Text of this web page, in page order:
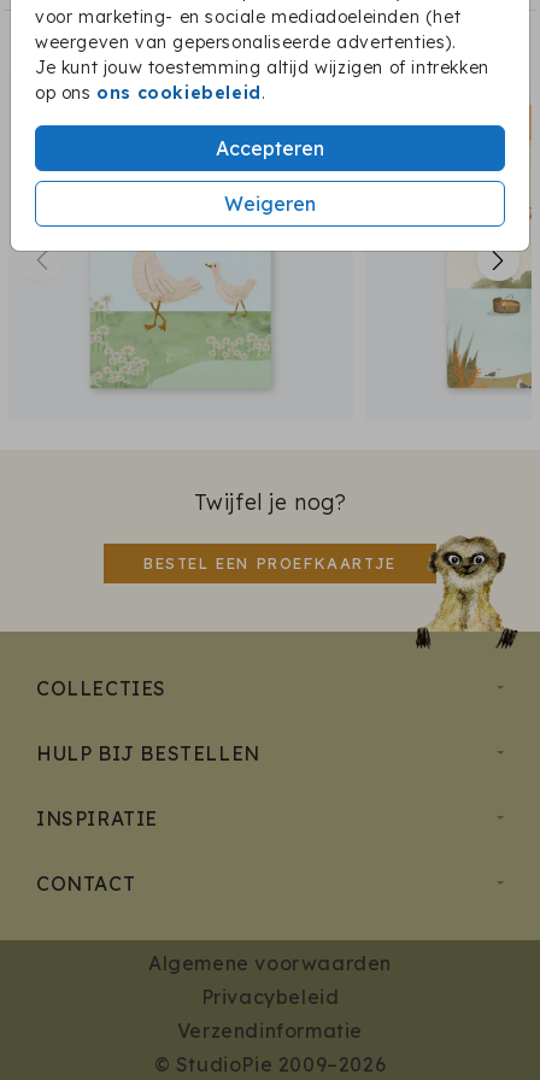
voor marketing- en sociale mediadoeleinden (het
weergeven van gepersonaliseerde advertenties).
Je kunt jouw toestemming altijd wijzigen of intrekken
op ons ons cookiebeleid.
Accepteren
Weigeren
Dit vind je misschien ook leuk:
Twijfel je nog?
BESTEL EEN PROEFKAARTJE
COLLECTIES
HULP BIJ BESTELLEN
INSPIRATIE
CONTACT
Algemene voorwaarden
Privacybeleid
Verzendinformatie
© StudioPie 2009–2026